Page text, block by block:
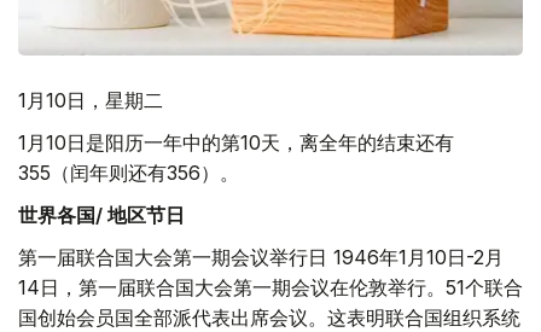
1月10日，星期二
1月10日是阳历一年中的第10天，离全年的结束还有
355（闰年则还有356）。
世界各国/ 地区节日
第一届联合国大会第一期会议举行日 1946年1月10日-2月
14日，第一届联合国大会第一期会议在伦敦举行。51个联合
国创始会员国全部派代表出席会议。这表明联合国组织系统